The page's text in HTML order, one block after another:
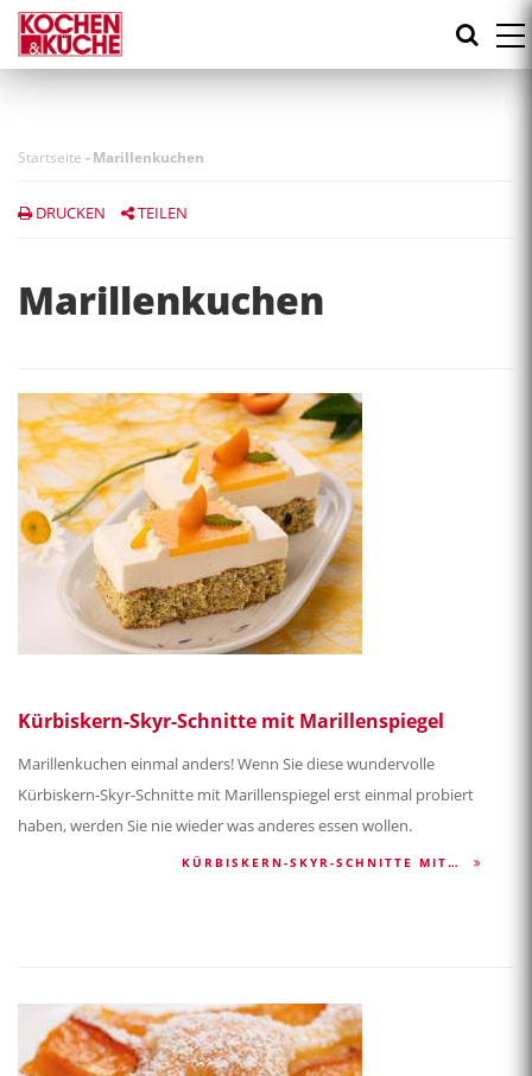
Direkt
zum
Inhalt
Startseite -Marillenkuchen
DRUCKEN TEILEN
Marillenkuchen
Kürbiskern-Skyr-Schnitte mit Marillenspiegel
Marillenkuchen einmal anders! Wenn Sie diese wundervolle
Kürbiskern-Skyr-Schnitte mit Marillenspiegel erst einmal probiert
haben, werden Sie nie wieder was anderes essen wollen.
KÜRBISKERN-SKYR-SCHNITTE MIT…